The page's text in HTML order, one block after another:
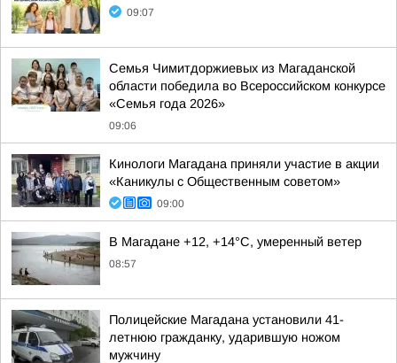
09:07
Семья Чимитдоржиевых из Магаданской
области победила во Всероссийском конкурсе
«Семья года 2026»
09:06
Кинологи Магадана приняли участие в акции
«Каникулы с Общественным советом»
09:00
В Магадане +12, +14°C, умеренный ветер
08:57
Полицейские Магадана установили 41-
летнюю гражданку, ударившую ножом
мужчину